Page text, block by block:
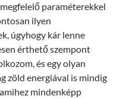
paraméterekkel
ilyen
úgyhogy kár lenne
érthető szempont
és egy olyan
zöld energiával is mindig
mindenképp